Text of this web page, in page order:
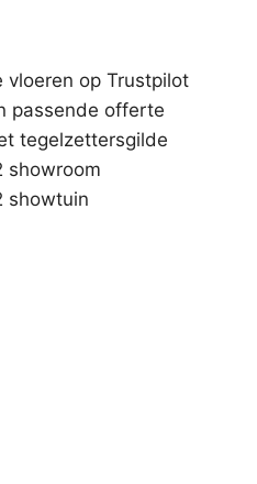
vloeren op Trustpilot
passende offerte
tegelzettersgilde
showroom
showtuin